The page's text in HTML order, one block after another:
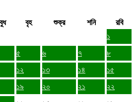
বুধ বৃহ শুক্র শনি
রবি
১
৫ ৬ ৭
৮
১২ ১৩ ১৪
১৫
১৯ ২০ ২১
২২